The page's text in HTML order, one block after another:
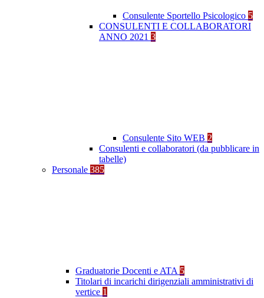
Consulente Sportello Psicologico 5
CONSULENTI E COLLABORATORI
ANNO 2021 3
Consulente Sito WEB 2
Consulenti e collaboratori (da pubblicare in
tabelle)
Personale 385
Graduatorie Docenti e ATA 5
Titolari di incarichi dirigenziali amministrativi di
vertice 1